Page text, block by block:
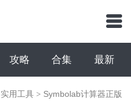
攻略 合集 最新
实用工具 > Symbolab计算器正版